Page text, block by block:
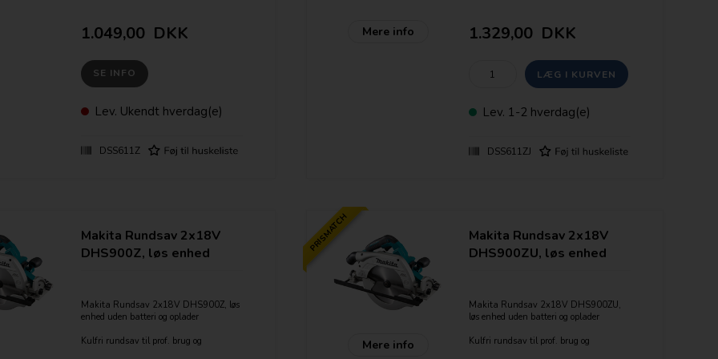
teknologisk overlegne Li-Ion teknologi.
Med støvudsug dog uden LED lys som
Levere som løs enhed uden batteri og
lader. Klinge medfølger
"Star Marked" = Elektronisk beskyttelse
1.049,00DKK
SE INFO
Lev. Ukendt hverdag(e)
DSS611Z
Mere info
ved lethed samt kraft grundet den
teknologisk overlegne Li-Ion teknologi.
Klinge og parallelanslag medfølger
"Star Marked" = Elektronisk beskyttelse
1.329,00DKK
Lev. 1-2 hverdag(e)
DSS611ZJ
Makita Rundsav 2x18V
DHS900Z, løs enhed
Makita Rundsav 2x18V DHS900Z, løs
enhed uden batteri og oplader
Kulfri rundsav til prof. brug og
PRISMATCH
Mere info
Makita Rundsav 2x18V
DHS900ZU, løs enhed
Makita Rundsav 2x18V DHS900ZU,
løs enhed uden batteri og oplader
Kulfri rundsav til prof. brug og